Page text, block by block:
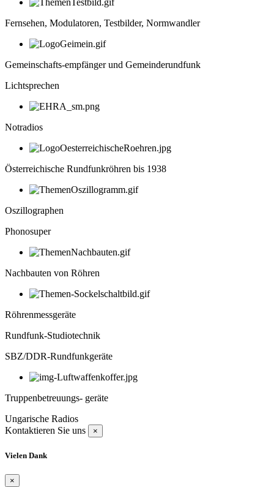
Fernsehen, Modulatoren, Testbilder, Normwandler
Gemeinschafts-empfänger und Gemeinderundfunk
Lichtsprechen
Notradios
Österreichische Rundfunkröhren bis 1938
Oszillographen
Phonosuper
Nachbauten von Röhren
Röhrenmessgeräte
Rundfunk-Studiotechnik
SBZ/DDR-Rundfunkgeräte
Truppenbetreuungs- geräte
Ungarische Radios
Kontaktieren Sie uns
×
Vielen Dank
×